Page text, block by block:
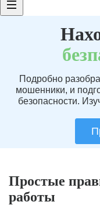
без
Подробно
мошенники, и
безопасности.
Простые
работы